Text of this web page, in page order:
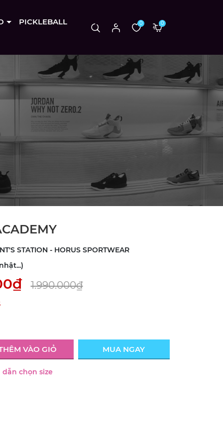
PICKLEBALL 0 0
STATION - HORUS SPORTWEAR
1.990.000₫
VÀO GIỎ MUA NGAY
chọn size